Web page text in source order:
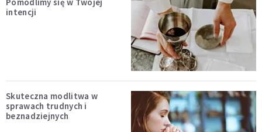
intencji
Skuteczna modlitwa w
sprawach trudnych i
beznadziejnych